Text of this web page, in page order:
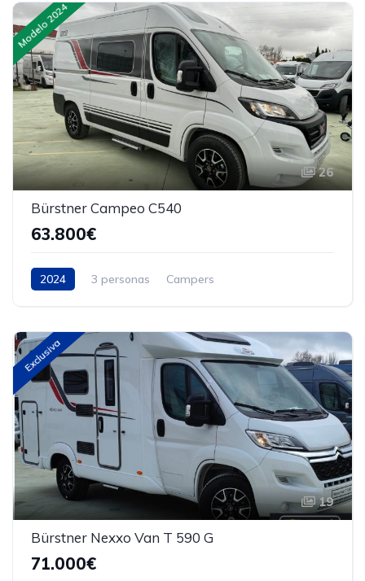
Modelo 2024
26
Bürstner Campeo C540
63.800€
2024 3 personas Campers
Exclusiva
19
Bürstner Nexxo Van T 590 G
71.000€